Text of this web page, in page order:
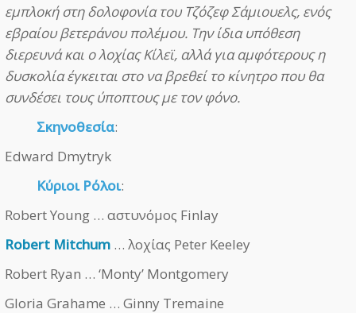
εμπλοκή στη δολοφονία του Τζόζεφ Σάμιουελς, ενός
εβραίου βετεράνου πολέμου. Την ίδια υπόθεση
διερευνά και ο λοχίας Κίλεϊ, αλλά για αμφότερους η
δυσκολία έγκειται στο να βρεθεί το κίνητρο που θα
συνδέσει τους ύποπτους με τον φόνο.
Σκηνοθεσία:
Edward Dmytryk
Κύριοι Ρόλοι:
Robert Young … αστυνόμος Finlay
Robert Mitchum … λοχίας Peter Keeley
Robert Ryan … ‘Monty’ Montgomery
Gloria Grahame … Ginny Tremaine